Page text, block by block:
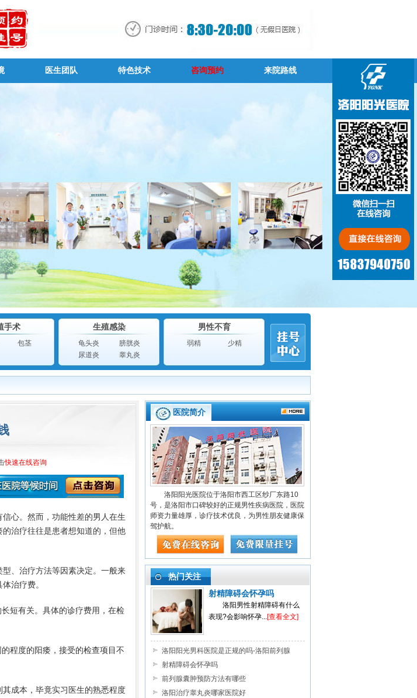
医生团队 特色技术 咨询预约 来院路线
手术
包茎
生殖感染
龟头炎
膀胱炎
尿道炎
睾丸炎
男性不育
弱精 少精
快速在线咨询
心。然而，功能性差的男人在生
治疗往往是患者想知道的，但他
、治疗方法等因素决定。一般来
治疗费。
短有关。具体的诊疗费用，在检
程度的阳痿，接受的检查项目不
成本，毕竟实习医生的熟悉程度
医院简介
洛阳阳光医院位于洛阳市西工区纱厂东路10
号，是洛阳市口碑较好的正规男性疾病医院，医院
师资力量雄厚，诊疗技术优良，为男性朋友健康保
驾护航。
热门关注
射精障碍会怀孕吗
洛阳男性射精障碍有什么
表现?会影响怀孕...[查看全文]
洛阳阳光男科医院是正规的吗-洛阳前列腺
射精障碍会怀孕吗
前列腺囊肿预防方法有哪些
洛阳治疗睾丸炎哪家医院好